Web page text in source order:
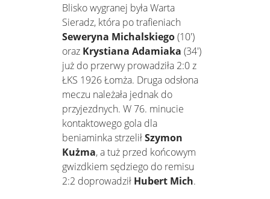
Blisko wygranej była Warta
Sieradz, która po trafieniach
Seweryna Michalskiego(10')
oraz Krystiana Adamiaka (34')
już do przerwy prowadziła 2:0 z
ŁKS 1926 Łomża. Druga odsłona
meczu należała jednak do
przyjezdnych. W 76. minucie
kontaktowego gola dla
beniaminka strzeliłSzymon
Kużma, a tuż przed końcowym
gwizdkiem sędziego do remisu
2:2 doprowadził Hubert Mich.